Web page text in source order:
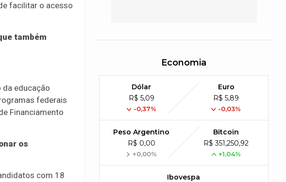
facilitar o acesso
também
da educação
federais
Financiamento
os
com 18
Economia
Dólar
R$ 5,09
-0,37%
Euro
R$ 5,89
-0,03%
Peso Argentino
R$ 0,00
+0,00%
Bitcoin
R$ 351,250,92
+1,04%
Ibovespa